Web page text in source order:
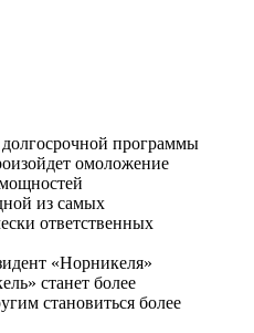
долгосрочной программы
омоложение
из самых
ответственных
«Норникеля»
станет более
становиться более